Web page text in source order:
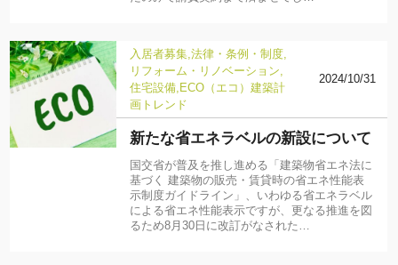
入居者募集 法律・条例・制度
リフォーム・リノベーション
住宅設備 ECO（エコ）建築計
画 トレンド
2024/10/31
新たな省エネラベルの新設について
国交省が普及を推し進める「建築物省エネ法に
基づく 建築物の販売・賃貸時の省エネ性能表
示制度ガイドライン」、いわゆる省エネラベル
による省エネ性能表示ですが、更なる推進を図
るため8月30日に改訂がなされた…